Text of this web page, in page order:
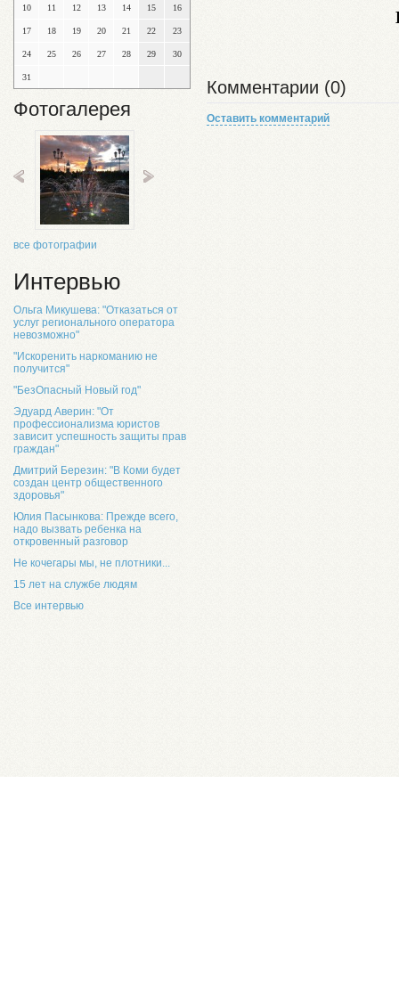
10 11 12 13 14 15 16
17 18 19 20 21 22 23
24 25 26 27 28 29 30
31
Фотогалерея
все фотографии
Интервью
Ольга Микушева: "Отказаться от
услуг регионального оператора
невозможно"
"Искоренить наркоманию не
получится"
"БезОпасный Новый год"
Эдуард Аверин: "От
профессионализма юристов
зависит успешность защиты прав
граждан"
Дмитрий Березин: "В Коми будет
создан центр общественного
здоровья"
Юлия Пасынкова: Прежде всего,
надо вызвать ребенка на
откровенный разговор
Не кочегары мы, не плотники...
15 лет на службе людям
Все интервью
Комментарии (0)
Оставить комментарий